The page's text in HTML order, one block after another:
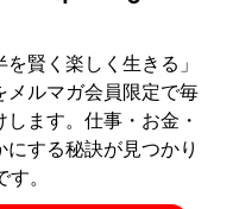
えられる
』など関連書
グ「
Knower Mag現役メ
になる方法」、ユーチュ
に。年間の被服費は1000
）
賢く楽しく生きる」
メルマガ会員限定で毎
ます。仕事・お金・
する秘訣が見つかり
。